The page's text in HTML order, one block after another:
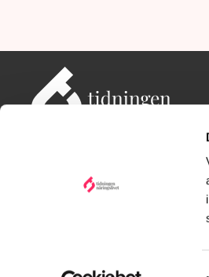
Adress: Tidningen Näringslivet, 114
Besöksadress: Storgatan 19,